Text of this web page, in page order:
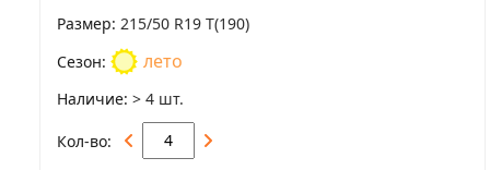
Размер 215/50 R19 T(190)
Сезон
лето
Наличие > 4 шт.
Кол-во